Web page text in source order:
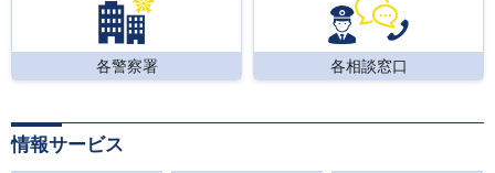
各警察署 各相談窓口
情報サービス